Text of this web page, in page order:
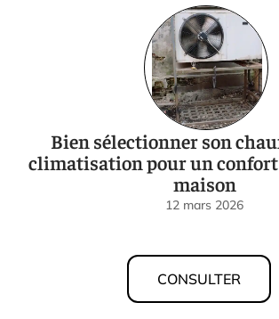
Bien sélectionner son
climatisation pour un
maison
12 mars 2026
CONSULTER